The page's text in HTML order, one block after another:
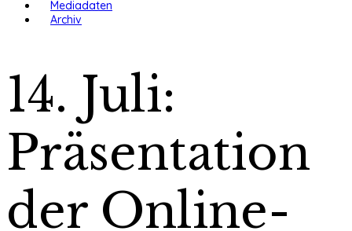
Mediadaten
Archiv
14. Juli:
Präsentation
der Online-